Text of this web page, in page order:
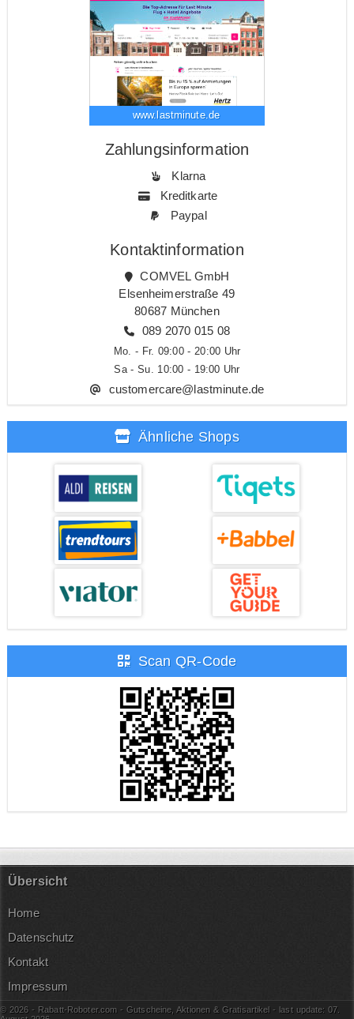
www.lastminute.de
Zahlungsinformation
Klarna
Kreditkarte
Paypal
Kontaktinformation
COMVEL GmbH
Elsenheimerstraße 49
80687 München
089 2070 015 08
Mo. - Fr. 09:00 - 20:00 Uhr
Sa - Su. 10:00 - 19:00 Uhr
customercare@lastminute.de
Ähnliche Shops
Scan QR-Code
Übersicht
Home
Datenschutz
Kontakt
Impressum
© 2026 - Rabatt-Roboter.com - Gutscheine, Aktionen & Gratisartikel - last update: 07.